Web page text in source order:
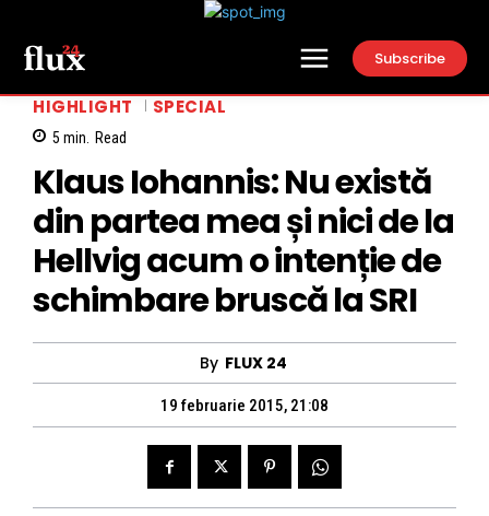
Subscribe
HIGHLIGHT SPECIAL
5 min. Read
Klaus Iohannis: Nu există
din partea mea și nici de la
Hellvig acum o intenție de
schimbare bruscă la SRI
By FLUX 24
19 februarie 2015, 21:08